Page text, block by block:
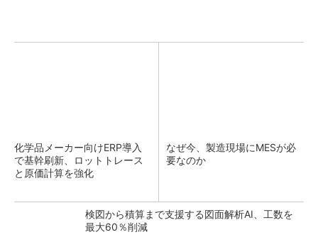
化学品メーカー向けERP導入
で基幹刷新、ロットトレース
と原価計算を強化
なぜ今、製造現場にMESが必
要なのか
検図から積算まで支援する図面解析AI、工数を
最大60％削減